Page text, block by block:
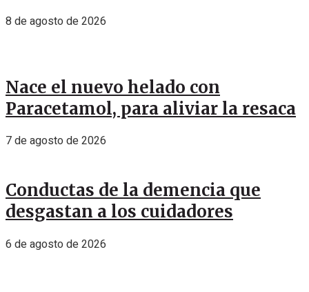
8 de agosto de 2026
Nace el nuevo helado con
Paracetamol, para aliviar la resaca
7 de agosto de 2026
Conductas de la demencia que
desgastan a los cuidadores
6 de agosto de 2026